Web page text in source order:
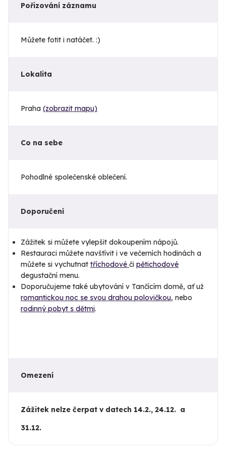
Pořizování záznamu
Můžete fotit i natáčet. :)
Lokalita
Praha (zobrazit mapu)
Co na sebe
Pohodlné společenské oblečení.
Doporučení
Zážitek si můžete vylepšit dokoupením nápojů.
Restauraci můžete navštívit i ve večerních hodinách a
můžete si vychutnat tříchodové či pětichodové
degustační menu.
Doporučujeme také ubytování v Tančícím domě, ať už
romantickou noc se svou drahou polovičkou, nebo
rodinný pobyt s dětmi.
Omezení
Zážitek nelze čerpat v datech 14.2., 24.12. a
31.12.